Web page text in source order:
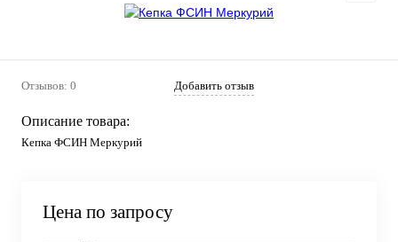
Отзывов: 0 Добавить отзыв
Описание товара:
Кепка ФСИН Меркурий
Цена по запросу